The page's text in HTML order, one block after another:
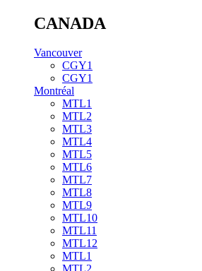
CANADA
Vancouver
CGY1
CGY1
Montréal
MTL1
MTL2
MTL3
MTL4
MTL5
MTL6
MTL7
MTL8
MTL9
MTL10
MTL11
MTL12
MTL1